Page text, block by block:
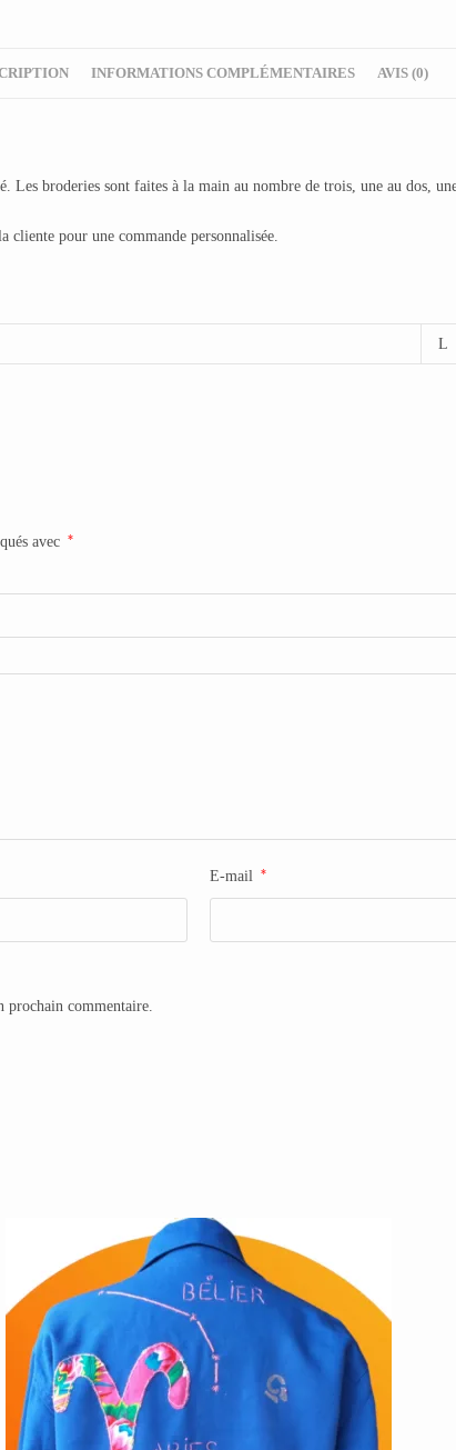
INFORMATIONS COMPLÉMENTAIRES AVIS (0)
broderies sont faites à la main au nombre de trois, une au dos,
cliente pour une commande personnalisée.
L
avec *
E-mail *
commentaire.